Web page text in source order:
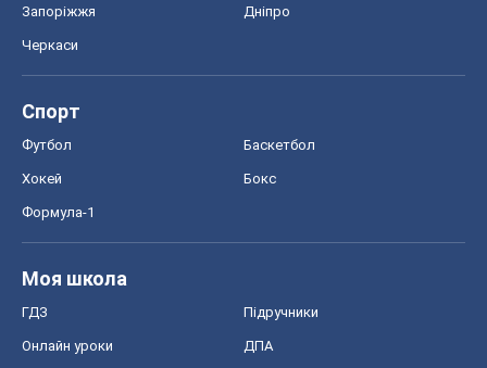
Запоріжжя Дніпро
Черкаси
Спорт
Футбол Баскетбол
Хокей Бокс
Формула-1
Моя школа
ГДЗ Підручники
Онлайн уроки ДПА